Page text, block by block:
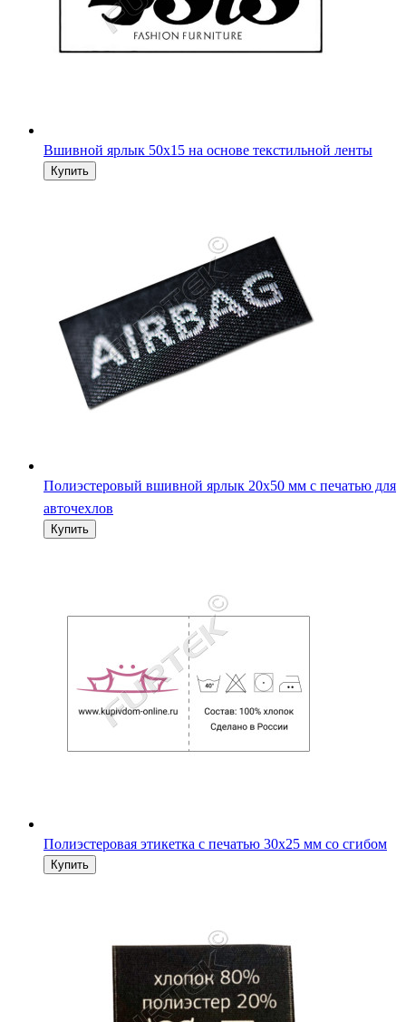
Вшивной ярлык 50х15 на основе текстильной ленты
Полиэстеровый вшивной ярлык 20х50 мм с печатью для
авточехлов
Полиэстеровая этикетка с печатью 30х25 мм со сгибом